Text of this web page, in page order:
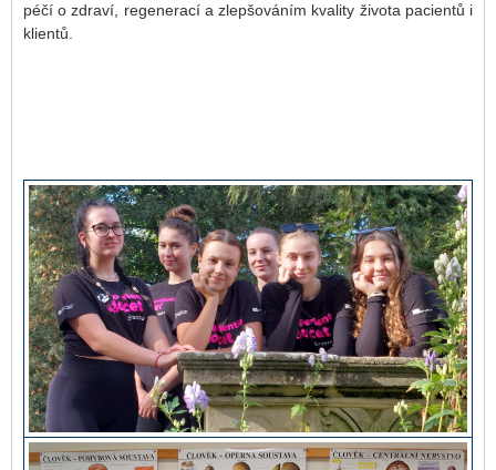
péčí o zdraví, regenerací a zlepšováním kvality života pacientů i
klientů.